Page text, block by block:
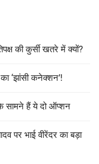
की कुर्सी खतरे में क्यों?
‘झांसी कनेक्शन’!
सामने हैं ये दो ऑप्शन
पर भाई वीरेंदर का बड़ा